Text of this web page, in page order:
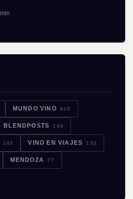
MUNDO VINO 610
BLENDPOSTS 143
143 VINO EN VIAJES 132
MENDOZA 77